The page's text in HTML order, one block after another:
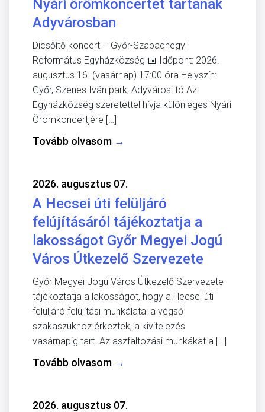
Nyári örömkoncertet tartanak
Adyvárosban
Dicsőítő koncert – Győr-Szabadhegyi
Református Egyházközség 📅 Időpont: 2026.
augusztus 16. (vasárnap) 17:00 óra Helyszín:
Győr, Szenes Iván park, Adyvárosi tó Az
Egyházközség szeretettel hívja különleges Nyári
Örömkoncertjére […]
Tovább olvasom →
2026. augusztus 07.
A Hecsei úti felüljáró
felújításáról tájékoztatja a
lakosságot Győr Megyei Jogú
Város Útkezelő Szervezete
Győr Megyei Jogú Város Útkezelő Szervezete
tájékoztatja a lakosságot, hogy a Hecsei úti
felüljáró felújítási munkálatai a végső
szakaszukhoz érkeztek, a kivitelezés
vasárnapig tart. Az aszfaltozási munkákat a […]
Tovább olvasom →
2026. augusztus 07.